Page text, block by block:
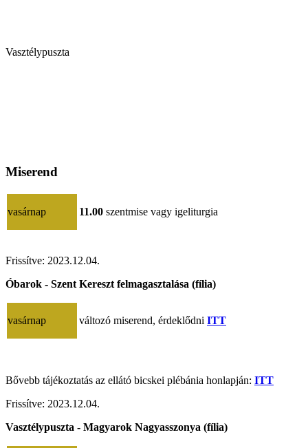
Vasztélypuszta
Miserend
vasárnap 11.00 szentmise vagy igeliturgia
Frissítve: 2023.12.04.
Óbarok - Szent Kereszt felmagasztalása (fília)
vasárnap változó miserend, érdeklődni ITT
Bővebb tájékoztatás az ellátó bicskei plébánia honlapján: ITT
Frissítve: 2023.12.04.
Vasztélypuszta - Magyarok Nagyasszonya (fília)